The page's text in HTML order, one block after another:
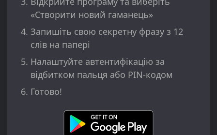
«Створити новий гаманець»
Запишіть свою секретну фразу з 12
слів на папері
Налаштуйте автентифікацію за
відбитком пальця або PIN-кодом
Готово!